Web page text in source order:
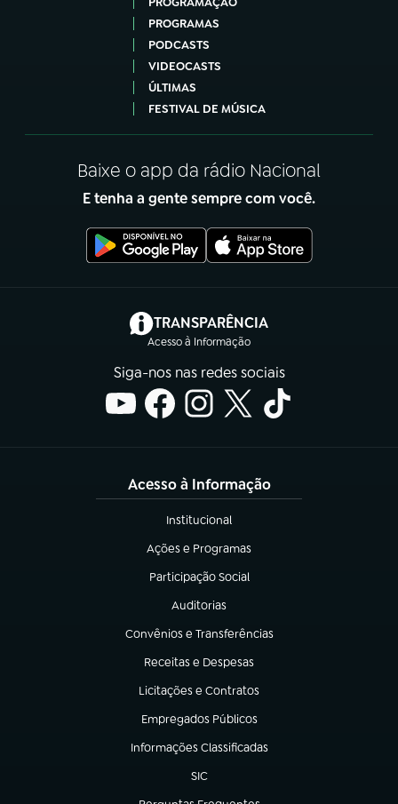
PROGRAMAS
PODCASTS
VIDEOCASTS
ÚLTIMAS
FESTIVAL DE MÚSICA
Baixe o app da rádio Nacional
E tenha a gente sempre com você.
TRANSPARÊNCIA
Acesso à Informação
(abre em nova aba)
Siga-nos nas redes sociais
Acesso à Informação
Institucional
(abre em nova aba)
Ações e Programas
(abre em nova aba)
Participação Social
(abre em nova aba)
Auditorias
(abre em nova aba)
Convênios e Transferências
(abre em nova aba)
Receitas e Despesas
(abre em nova aba)
Licitações e Contratos
(abre em nova aba)
Empregados Públicos
(abre em nova aba)
Informações Classificadas
(abre em nova aba)
SIC
(abre em nova aba)